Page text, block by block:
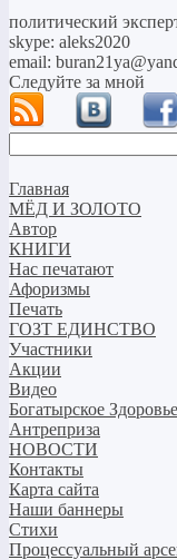
политический
skype: aleks2020
email:
Следуйте за мной
Главная
МЁД И ЗОЛОТО
Автор
КНИГИ
Нас печатают
Афоризмы
Печать
ГОЗТ ЕДИНСТВО
Участники
Акции
Видео
Богатырское Здоровье
Антреприза
НОВОСТИ
Контакты
Карта сайта
Наши баннеры
Стихи
Процессуальный